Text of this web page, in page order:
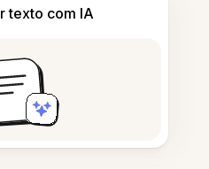
texto com IA